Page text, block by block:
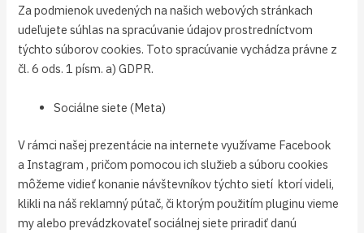
Za podmienok uvedených na našich webových stránkach
udeľujete súhlas na spracúvanie údajov prostredníctvom
týchto súborov cookies. Toto spracúvanie vychádza právne z
čl. 6 ods. 1 písm. a) GDPR.
Sociálne siete (Meta)
V rámci našej prezentácie na internete využívame Facebook
a Instagram , pričom pomocou ich služieb a súboru cookies
môžeme vidieť konanie návštevníkov týchto sietí ktorí videli,
klikli na náš reklamný pútač, či ktorým použitím pluginu vieme
my alebo prevádzkovateľ sociálnej siete priradiť danú